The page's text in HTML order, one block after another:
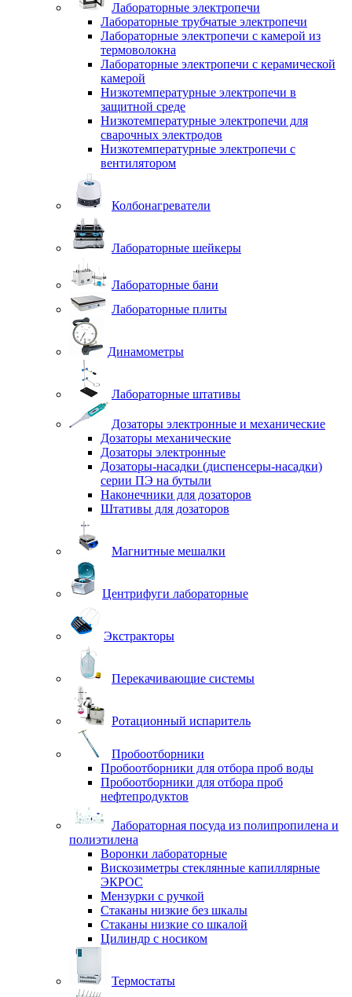
Лабораторные электропечи
Лабораторные трубчатые электропечи
Лабораторные электропечи с камерой из
термоволокна
Лабораторные электропечи с керамической
камерой
Низкотемпературные электропечи в
защитной среде
Низкотемпературные электропечи для
cварочных электродов
Низкотемпературные электропечи с
вентилятором
Колбонагреватели
Лабораторные шейкеры
Лабораторные бани
Лабораторные плиты
Динамометры
Лабораторные штативы
Дозаторы электронные и механические
Дозаторы механические
Дозаторы электронные
Дозаторы-насадки (диспенсеры-насадки)
серии ПЭ на бутыли
Наконечники для дозаторов
Штативы для дозаторов
Магнитные мешалки
Центрифуги лабораторные
Экстракторы
Перекачивающие системы
Ротационный испаритель
Пробоотборники
Пробоотборники для отбора проб воды
Пробоотборники для отбора проб
нефтепродуктов
Лабораторная посуда из полипропилена и
полиэтилена
Воронки лабораторные
Вискозиметры стеклянные капиллярные
ЭКРОС
Мензурки с ручкой
Стаканы низкие без шкалы
Стаканы низкие со шкалой
Цилиндр с носиком
Термостаты